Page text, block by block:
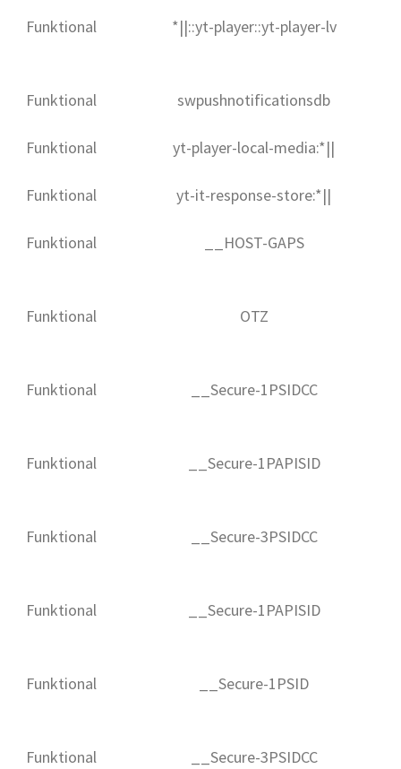
Funktional *||::yt-player::yt-player-lv
Funktional swpushnotificationsdb
Funktional yt-player-local-media:*||
Funktional yt-it-response-store:*||
Funktional __HOST-GAPS
Funktional OTZ
Funktional __Secure-1PSIDCC
Funktional __Secure-1PAPISID
Funktional __Secure-3PSIDCC
Funktional __Secure-1PAPISID
Funktional __Secure-1PSID
Funktional __Secure-3PSIDCC